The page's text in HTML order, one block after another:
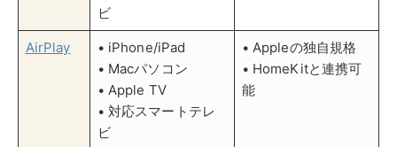
ただし、ワイヤレスでの接続は通信環境の影響を受けや
すいため、高画質動画の視聴時には多少の遅延が発生す
る可能性があります。安定した視聴のためには、5GHz
帯のWi-Fi環境を整えることをおすすめします。